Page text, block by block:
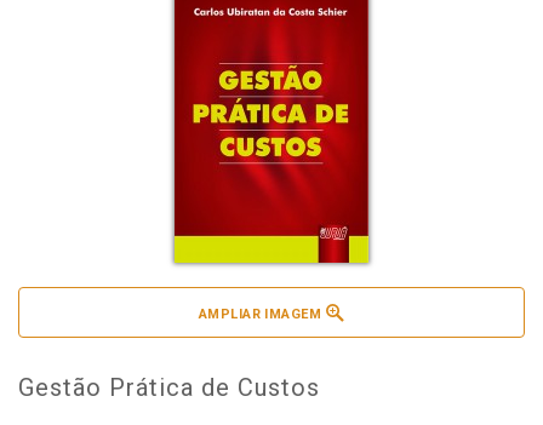
AMPLIAR IMAGEM
Gestão Prática de Custos